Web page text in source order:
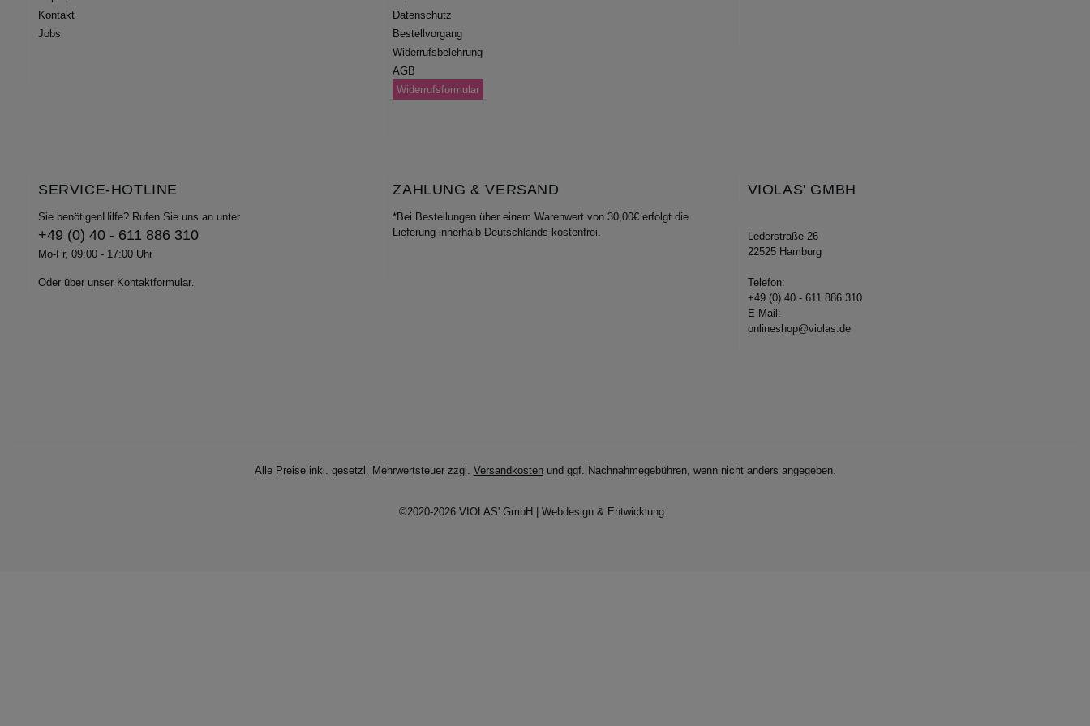
Kontakt
Jobs
Datenschutz
Bestellvorgang
Widerrufsbelehrung
AGB
Widerrufsformular
SERVICE-HOTLINE
Sie benötigenHilfe? Rufen Sie uns an unter
+49 (0) 40 - 611 886 310
Mo-Fr, 09:00 - 17:00 Uhr
Oder über unser Kontaktformular
ZAHLUNG & VERSAND
*Bei Bestellungen über einem Warenwert von 30,00€ erfolgt die
Lieferung innerhalb Deutschlands kostenfrei.
VIOLAS' GMBH
Lederstraße 26
22525 Hamburg
Telefon:
+49 (0) 40 - 611 886 310
E-Mail:
onlineshop@violas.de
Alle Preise inkl. gesetzl. Mehrwertsteuer zzgl. Versandkostenund ggf. Nachnahmegebühren, wenn nicht anders angegeben.
©2020-2026 VIOLAS' GmbH | Webdesign & Entwicklung: